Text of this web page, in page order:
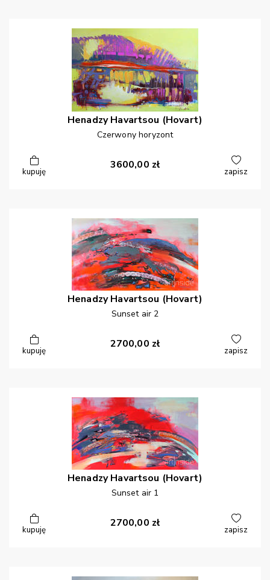
Henadzy Havartsou (Hovart)
Czerwony horyzont
kupuję
3600,00 zł
zapisz
Henadzy Havartsou (Hovart)
Sunset air 2
kupuję
2700,00 zł
zapisz
Henadzy Havartsou (Hovart)
Sunset air 1
kupuję
2700,00 zł
zapisz